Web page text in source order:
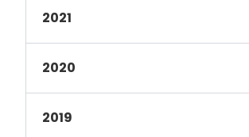
2021
2020
2019